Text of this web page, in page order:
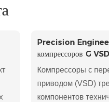
Precision
компрессоров G VSD
Компрессоры с
приводом (VSD)
компонентов